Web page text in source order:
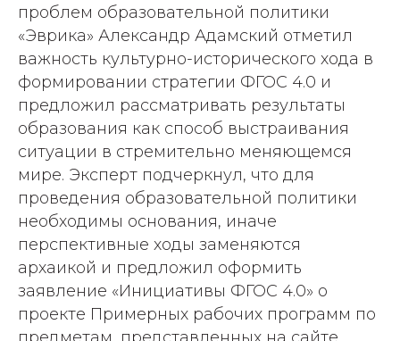
проблем образовательной политики
«Эврика» Александр Адамский отметил
важность культурно-исторического хода в
формировании стратегии ФГОС 4.0 и
предложил рассматривать результаты
образования как способ выстраивания
ситуации в стремительно меняющемся
мире. Эксперт подчеркнул, что для
проведения образовательной политики
необходимы основания, иначе
перспективные ходы заменяются
архаикой и предложил оформить
заявление «Инициативы ФГОС 4.0» о
проекте Примерных рабочих программ по